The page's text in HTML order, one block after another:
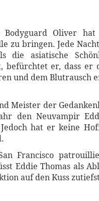
Bodyguard Oliver hat
zu bringen. Jede
die asiatische
er, dass er
und dem Blutrausch
Meister der
den Neuvampir
hat er keine
Francisco
Eddie Thomas als
auf den Kuss